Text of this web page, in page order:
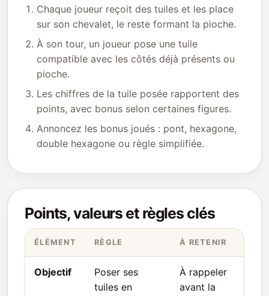
Chaque joueur reçoit des tuiles et les place
sur son chevalet, le reste formant la pioche.
À son tour, un joueur pose une tuile
compatible avec les côtés déjà présents ou
pioche.
Les chiffres de la tuile posée rapportent des
points, avec bonus selon certaines figures.
Annoncez les bonus joués : pont, hexagone,
double hexagone ou règle simplifiée.
Points, valeurs et règles clés
ÉLÉMENT RÈGLE À RETENIR
Objectif
Poser ses
tuiles en
À rappeler
avant la